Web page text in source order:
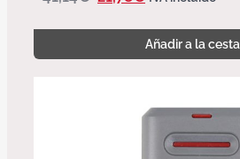
Añadir a la cesta